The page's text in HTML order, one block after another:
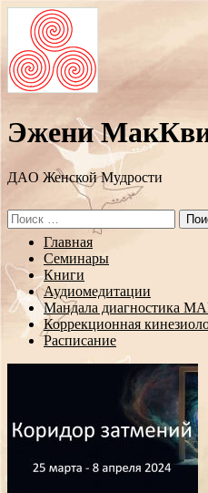
Эжени
ДAO Женской Мудрости
Search
for:
Перейти
содержанию
Главная
Семинары
Книги
Аудиомедитации
Мандала диагностика
Коррекционная
Расписание